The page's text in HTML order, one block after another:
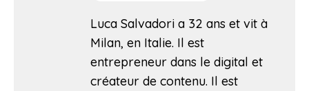
Luca Salvadori a 32 ans et vit à
Milan, en Italie. Il est
entrepreneur dans le digital et
créateur de contenu. Il est